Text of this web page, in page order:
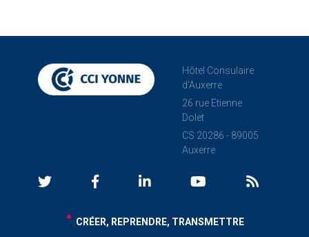
Hôtel Consulaire
d'Auxerre
26 rue Etienne
Dolet
CS 20286 - 89005
Auxerre
CRÉER, REPRENDRE, TRANSMETTRE